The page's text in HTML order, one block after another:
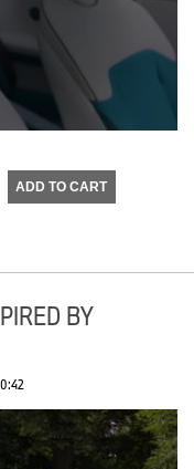
ADD TO CART
BY